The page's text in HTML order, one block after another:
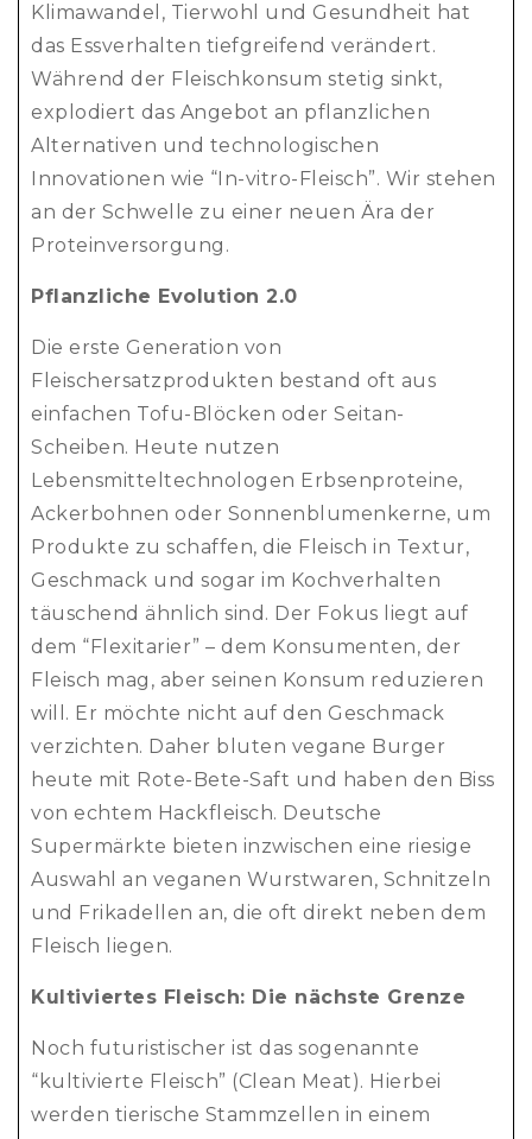
Klimawandel, Tierwohl und Gesundheit hat
das Essverhalten tiefgreifend verändert.
Während der Fleischkonsum stetig sinkt,
explodiert das Angebot an pflanzlichen
Alternativen und technologischen
Innovationen wie “In-vitro-Fleisch”. Wir stehen
an der Schwelle zu einer neuen Ära der
Proteinversorgung.
Pflanzliche Evolution 2.0
Die erste Generation von
Fleischersatzprodukten bestand oft aus
einfachen Tofu-Blöcken oder Seitan-
Scheiben. Heute nutzen
Lebensmitteltechnologen Erbsenproteine,
Ackerbohnen oder Sonnenblumenkerne, um
Produkte zu schaffen, die Fleisch in Textur,
Geschmack und sogar im Kochverhalten
täuschend ähnlich sind. Der Fokus liegt auf
dem “Flexitarier” – dem Konsumenten, der
Fleisch mag, aber seinen Konsum reduzieren
will. Er möchte nicht auf den Geschmack
verzichten. Daher bluten vegane Burger
heute mit Rote-Bete-Saft und haben den Biss
von echtem Hackfleisch. Deutsche
Supermärkte bieten inzwischen eine riesige
Auswahl an veganen Wurstwaren, Schnitzeln
und Frikadellen an, die oft direkt neben dem
Fleisch liegen.
Kultiviertes Fleisch: Die nächste Grenze
Noch futuristischer ist das sogenannte
“kultivierte Fleisch” (Clean Meat). Hierbei
werden tierische Stammzellen in einem